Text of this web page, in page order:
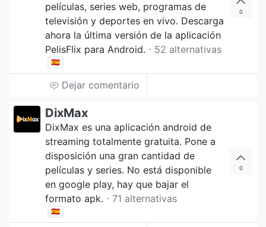
películas, series web, programas de
televisión y deportes en vivo. Descarga
ahora la última versión de la aplicación
PelisFlix para Android. ⋅ 52 alternativas
🇪🇸
0
Dejar comentario
DixMax
DixMax es una aplicación android de
streaming totalmente gratuita. Pone a
disposición una gran cantidad de
películas y series. No está disponible
en google play, hay que bajar el
formato apk. ⋅ 71 alternativas
🇪🇸
0